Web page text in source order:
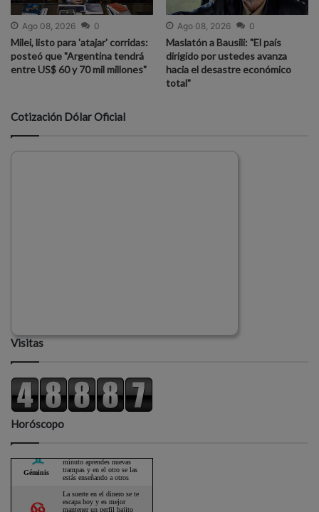
Ago 08, 2026 0
Milei, listo para 'atajar' corridas:
posteó que "Argentina tendrá
entre US$ 60 y 70 mil millones"
Ago 08, 2026 0
Maslatón a Bausili: "El país
dirigido por ustedes avanza
hacia el desastre económico
total"
Cotización Dólar Oficial
Visitas
Horóscopo